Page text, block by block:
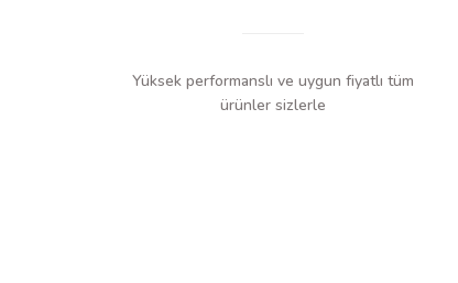
Yüksek performanslı ve uygun fiyatlı tüm
ürünler sizlerle